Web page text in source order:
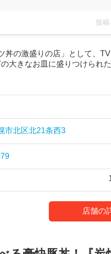
投稿
丼の激盛りの店」として、
大きなお皿に盛りつけられ
市北区北21条西3
店舗の